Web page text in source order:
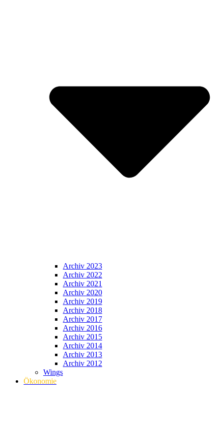
Archiv 2023
Archiv 2022
Archiv 2021
Archiv 2020
Archiv 2019
Archiv 2018
Archiv 2017
Archiv 2016
Archiv 2015
Archiv 2014
Archiv 2013
Archiv 2012
Wings
Ökonomie